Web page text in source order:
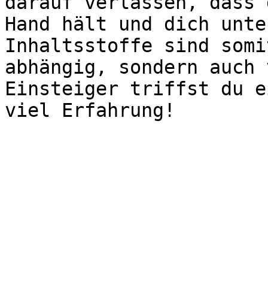
Hand hält und dich
Inhaltsstoffe sind
abhängig, sondern
Einsteiger triffst du